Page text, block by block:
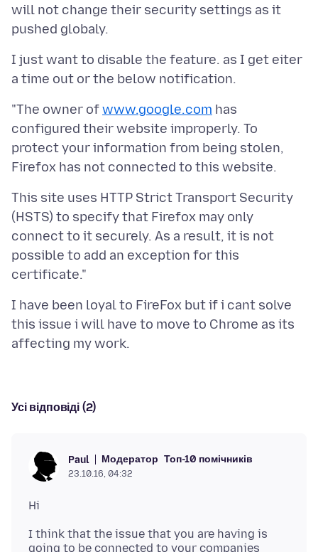
will not change their security settings as it
I just want to disable the feature. as I get eiter
"The owner ofwww.google.com has
configured their website improperly. To
protect your information from being stolen,
This site uses HTTP Strict Transport Security
(HSTS) to specify that Firefox may only
connect to it securely. As a result, it is not
possible to add an exception for this
I have been loyal to FireFox but if i cant solve
this issue i will have to move to Chrome as its
Усі відповіді (2)
Paul Модератор Топ-10 помічників
23.10.16, 04:32
I think that the issue that you are having is
going to be connected to your companies